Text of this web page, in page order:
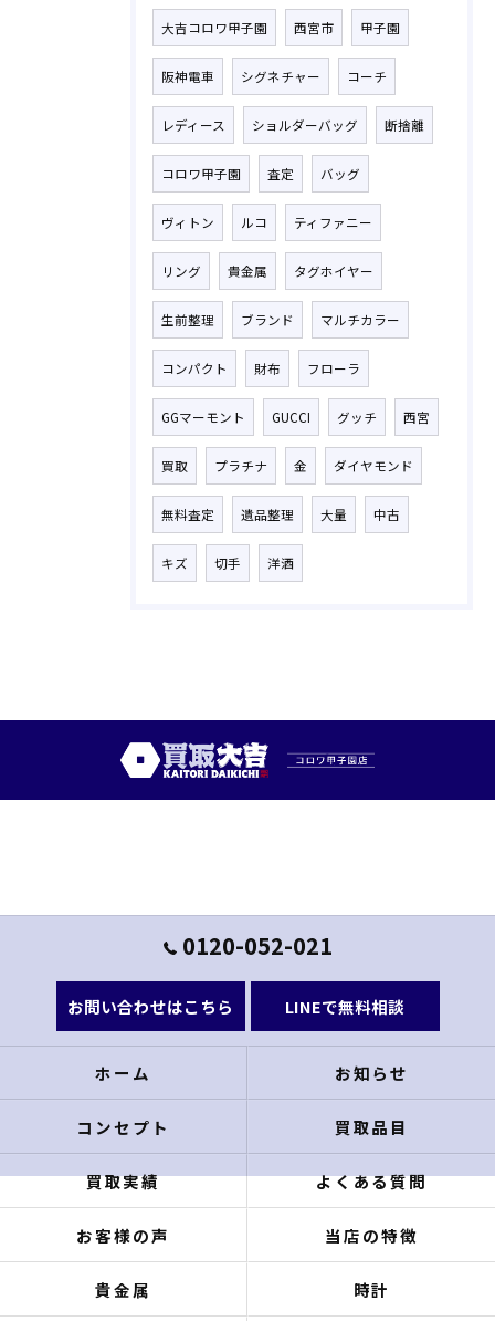
大吉コロワ甲子園 西宮市 甲子園
阪神電車 シグネチャー コーチ
レディース ショルダーバッグ 断捨離
コロワ甲子園 査定 バッグ
ヴィトン ルコ ティファニー
リング 貴金属 タグホイヤー
生前整理 ブランド マルチカラー
コンパクト 財布 フローラ
GGマーモント GUCCI グッチ 西宮
買取 プラチナ 金 ダイヤモンド
無料査定 遺品整理 大量 中古
キズ 切手 洋酒
0120-052-021
お問い合わせはこちら LINEで無料相談
ホーム お知らせ
コンセプト 買取品目
買取実績 よくある質問
お客様の声 当店の特徴
貴金属 時計